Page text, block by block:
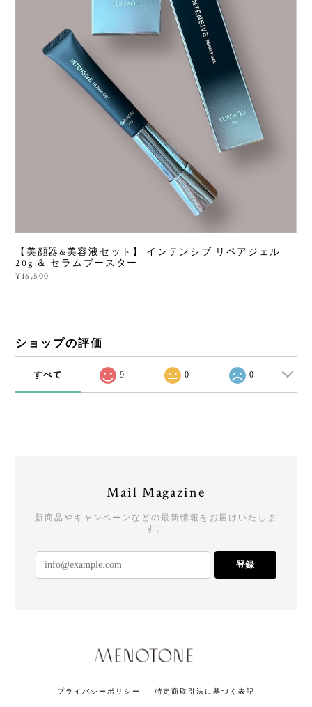
【美顔器&美容液セット】 インテンシブ リペアジェル
20g ＆ セラムブースター
¥16,500
ショップの評価
すべて 9 0 0
Mail Magazine
新商品やキャンペーンなどの最新情報をお届けいたしま
す。
登録
プライバシーポリシー 特定商取引法に基づく表記